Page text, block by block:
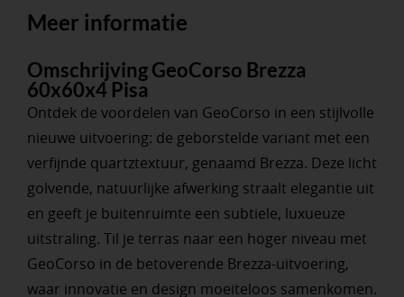
Meer informatie
Omschrijving GeoCorso Brezza
60x60x4 Pisa
Ontdek de voordelen van GeoCorso in een stijlvolle
nieuwe uitvoering: de geborstelde variant met een
verfijnde quartztextuur, genaamd Brezza. Deze licht
golvende, natuurlijke afwerking straalt elegantie uit
en geeft je buitenruimte een subtiele, luxueuze
uitstraling. Til je terras naar een hoger niveau met
GeoCorso in de betoverende Brezza-uitvoering,
waar innovatie en design moeiteloos samenkomen.